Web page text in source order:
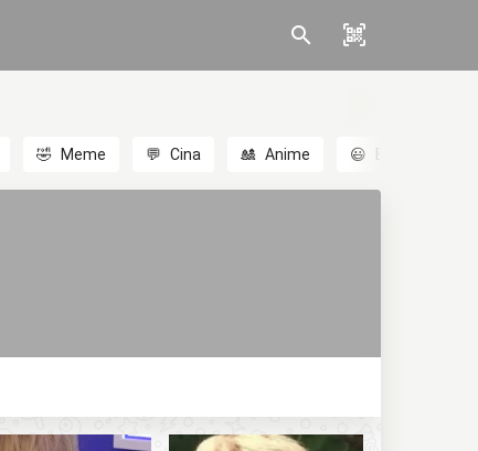
🤣 Meme 💬 Cina 🎎 Anime 😃